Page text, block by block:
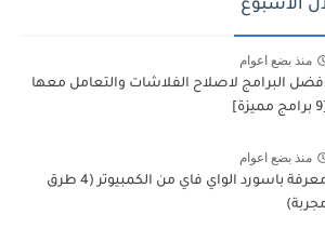
الاسبوع
منذ بضع اعوام
البرامج لاصلاح الفلاشات والتعامل معها
منذ بضع اعوام
معرفة باسورد الواي فاي من الكمبيوتر (4 طرق